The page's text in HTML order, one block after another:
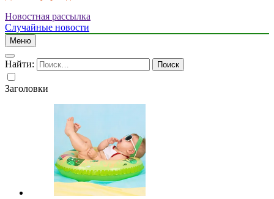
Новостная рассылка
Случайные новости
Меню
Найти:
Заголовки